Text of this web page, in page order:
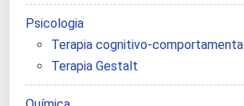
Psicologia
Terapia cognitivo-comportamental
Terapia Gestalt